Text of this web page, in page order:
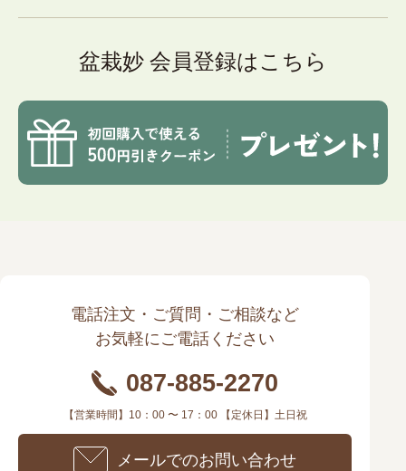
盆栽妙 会員登録はこちら
電話注文・ご質問・ご相談など
お気軽にご電話ください
087-885-2270
【営業時間】10：00 〜 17：00 【定休日】土日祝
メールでのお問い合わせ